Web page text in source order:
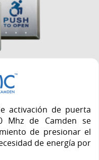
activación de puerta
Mhz de Camden se
de presionar el
de energía por